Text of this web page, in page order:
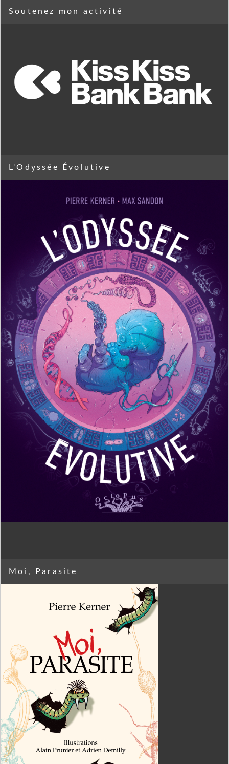
Soutenez mon activité
L'Odyssée Évolutive
Moi, Parasite